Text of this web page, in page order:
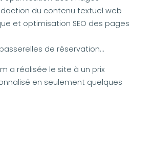
du contenu textuel web
et optimisation SEO des pages
de réservation…
a réalisée le site à un prix
en seulement quelques